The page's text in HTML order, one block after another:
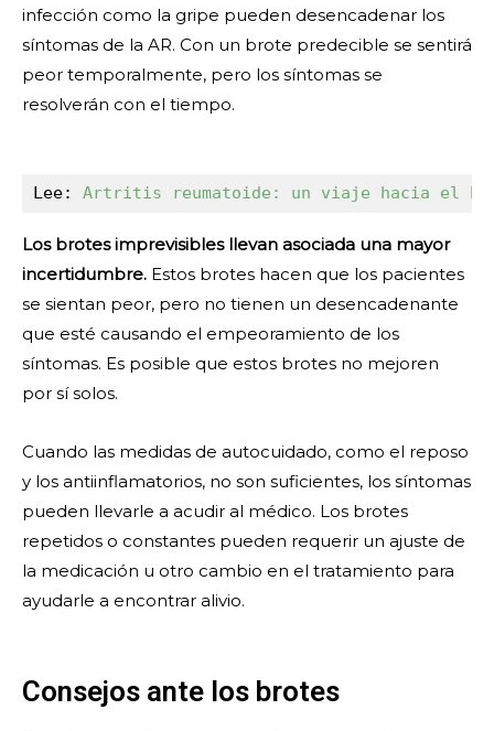
infección como la gripe pueden desencadenar los
síntomas de la AR. Con un brote predecible se sentirá
peor temporalmente, pero los síntomas se
resolverán con el tiempo.
Lee: Artritis reumatoide: un viaje hacia el
Los brotes imprevisibles llevan asociada una mayor
incertidumbre. Estos brotes hacen que los pacientes
se sientan peor, pero no tienen un desencadenante
que esté causando el empeoramiento de los
síntomas. Es posible que estos brotes no mejoren
por sí solos.
Cuando las medidas de autocuidado, como el reposo
y los antiinflamatorios, no son suficientes, los síntomas
pueden llevarle a acudir al médico. Los brotes
repetidos o constantes pueden requerir un ajuste de
la medicación u otro cambio en el tratamiento para
ayudarle a encontrar alivio.
Consejos ante los brotes